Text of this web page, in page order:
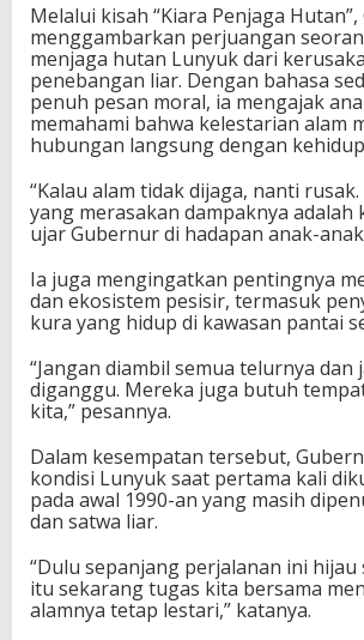
y
u
k
Melalui kisah “Kiara Penjaga
menggambarkan perjuangan
menjaga hutan Lunyuk dari
penebangan liar. Dengan bahasa
penuh pesan moral, ia mengajak
memahami bahwa kelestarian alam
hubungan langsung dengan
“Kalau alam tidak dijaga, nanti
yang merasakan dampaknya adalah
ujar Gubernur di hadapan anak-
Ia juga mengingatkan pentingnya
dan ekosistem pesisir, termasuk
kura yang hidup di kawasan pantai
“Jangan diambil semua telurnya dan
diganggu. Mereka juga butuh
kita,” pesannya.
Dalam kesempatan tersebut,
kondisi Lunyuk saat pertama kali
pada awal 1990-an yang masih
dan satwa liar.
“Dulu sepanjang perjalanan ini hijau
itu sekarang tugas kita bersama
alamnya tetap lestari,” katanya.